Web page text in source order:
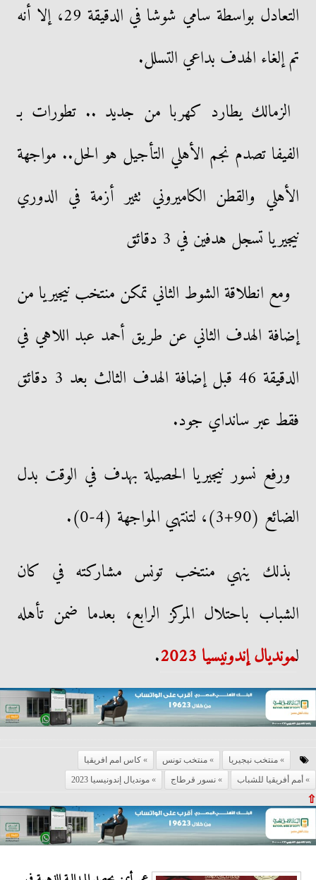
التعادل بواسطة سامي شوشا في الدقيقة 29، إلا أنه
تم إلغاء الهدف بداعي التسلل.
الزمالك يطارد كهربا من جديد .. تطورات بـ
الفيفا تصدم نجم الأهلي التأجيل هو الحل.. مواجهة
الأهلي والقطن الكاميروني تثير أزمة في الدوري
نيجيريا تسجل هدفين في 3 دقائق
ومع انطلاقة الشوط الثاني تمكن منتخب نيجيريا من
إضافة الهدف الثاني عن طريق أحمد عبد اللاهي في
الدقيقة 46 قبل إضافة الهدف الثالث بعد 3 دقائق
فقط عبر سانداي جود.
ورفع نسور نيجيريا الحصيلة بهدف في الوقت بدل
الضائع (90+3)، لتنتهي المواجهة (4-0).
بذلك ينهي منتخب تونس مشاركته في كان
الشباب باحتلال المركز الرابع، بعدما ضمن تأهله
لمونديال إندونيسيا 2023 .
منتخب نيجيريا منتخب تونس
كاس امم افريقيا
أمم أفريقيا للشباب
نسور قرطاج مونديال إندونيسيا 2023
⇧